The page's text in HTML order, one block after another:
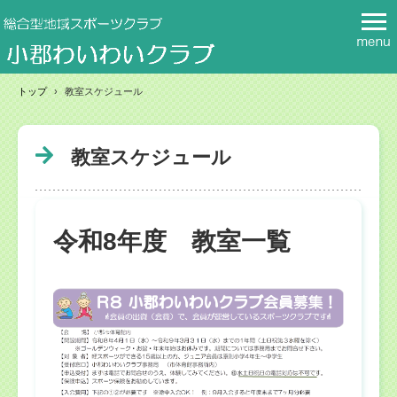
トップ › 教室スケジュール
教室スケジュール
令和8年度 教室一覧